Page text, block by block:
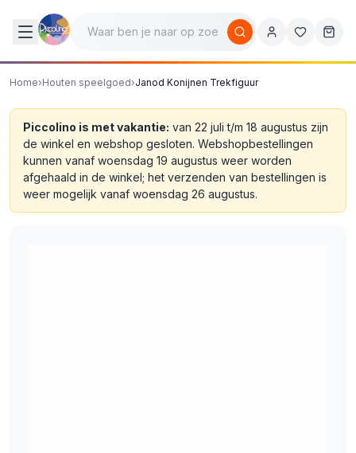
Home›Houten speelgoed›Janod Konijnen Trekfiguur
Piccolino is met vakantie: van 22 juli t/m 18 augustus zijn
de winkel en webshop gesloten. Webshopbestellingen
kunnen vanaf woensdag 19 augustus weer worden
afgehaald in de winkel; het verzenden van bestellingen is
weer mogelijk vanaf woensdag 26 augustus.